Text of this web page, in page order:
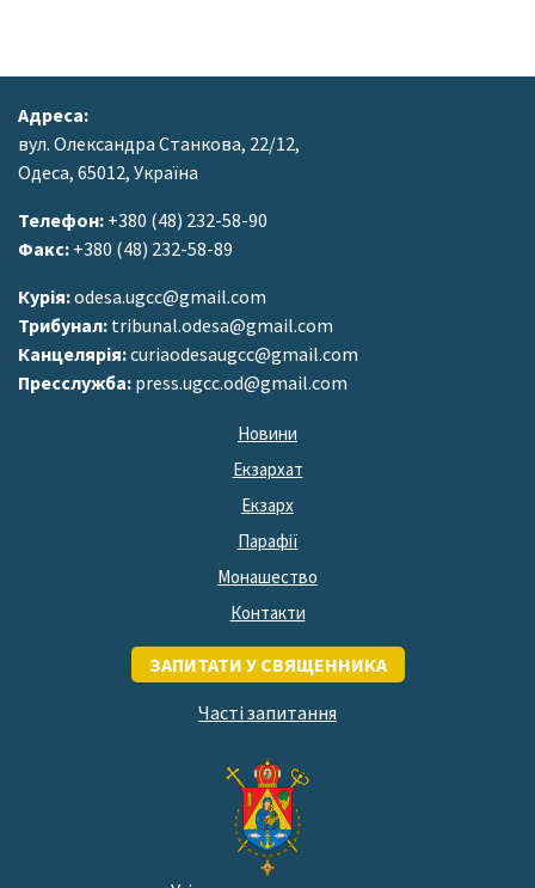
Адреса:
вул. Олександра Станкова, 22/12,
Одеса, 65012, Україна
Телефон: +380 (48) 232-58-90
Факс: +380 (48) 232-58-89
Курія:odesa.ugcc@gmail.com
Трибунал: tribunal.odesa@gmail.com
Канцелярія:curiaodesaugcc@gmail.com
Пресслужба: press.ugcc.od@gmail.com
Новини
Екзархат
Екзарх
Парафії
Монашество
Контакти
ЗАПИТАТИ У СВЯЩЕННИКА
Часті запитання